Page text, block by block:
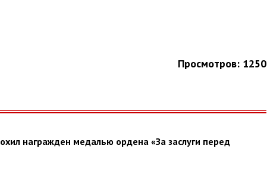
Просмотров: 1250
награжден медалью ордена «За заслуги перед